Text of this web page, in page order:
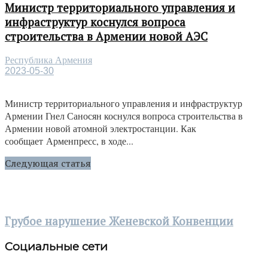
Министр территориального управления и
инфраструктур коснулся вопроса
строительства в Армении новой АЭС
Республика Армения
2023-05-30
Министр территориального управления и инфраструктур
Армении Гнел Саносян коснулся вопроса строительства в
Армении новой атомной электростанции. Как
сообщает Арменпресс, в ходе...
Следующая статья
Грубое нарушение Женевской Конвенции
Социальные сети